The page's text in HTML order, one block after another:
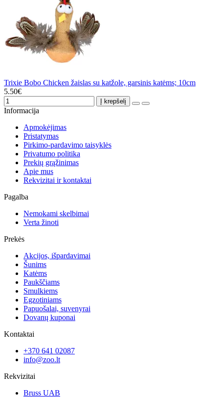
Trixie Bobo Chicken žaislas su katžole, garsinis katėms; 10cm
5.50€
Į krepšelį
Informacija
Apmokėjimas
Pristatymas
Pirkimo-pardavimo taisyklės
Privatumo politika
Prekių grąžinimas
Apie mus
Rekvizitai ir kontaktai
Pagalba
Nemokami skelbimai
Verta žinoti
Prekės
Akcijos, išpardavimai
Šunims
Katėms
Paukščiams
Smulkiems
Egzotiniams
Papuošalai, suvenyrai
Dovanų kuponai
Kontaktai
+370 641 02087
info@zoo.lt
Rekvizitai
Bruss UAB